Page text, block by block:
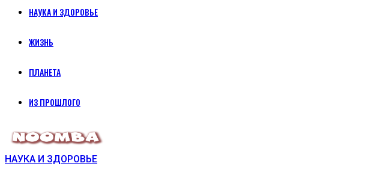
НАУКА И ЗДОРОВЬЕ
ЖИЗНЬ
ПЛАНЕТА
ИЗ ПРОШЛОГО
НАУКА И ЗДОРОВЬЕ